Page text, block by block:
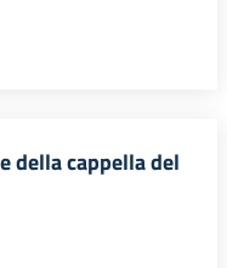
della cappella del